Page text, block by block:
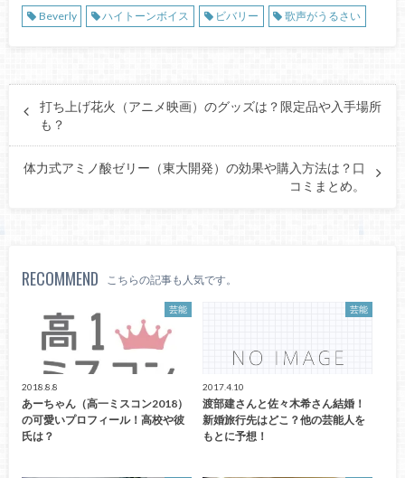
Beverly
ハイトーンボイス ビバリー 歌声がうるさい
打ち上げ花火（アニメ映画）のグッズは？限定品や入手場所
も？
体力式アミノ酸ゼリー（東大開発）の効果や購入方法は？口
コミまとめ。
RECOMMEND こちらの記事も人気です。
芸能
2018.8.8
あーちゃん（高一ミスコン2018）
の可愛いプロフィール！高校や彼
氏は？
芸能
2017.4.10
渡部建さんと佐々木希さん結婚！
新婚旅行先はどこ？他の芸能人を
もとに予想！